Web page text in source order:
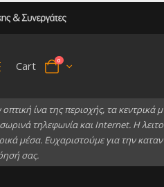
Cart 0
οπτική ίνα της περιοχής, τα κεντρικά μ
σωρινά τηλεφωνία και Internet. Ηλειτο
ικά μέσα. Ευχαριστούμε για την καταν
ησή σας.